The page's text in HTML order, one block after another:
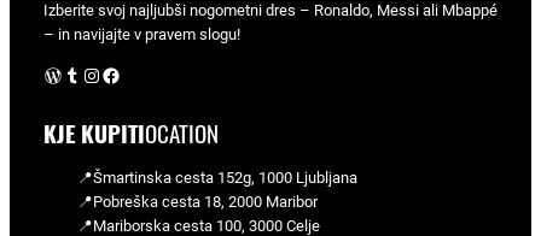
Izberite svoj najljubši nogometni dres – Ronaldo, Messi ali Mbappé
– in navijajte v pravem slogu!
WordPress Instagram Facebook
KJE KUPITIOCATION
📍Šmartinska cesta 152g, 1000 Ljubljana
📍Pobreška cesta 18, 2000 Maribor
📍Mariborska cesta 100, 3000 Celje